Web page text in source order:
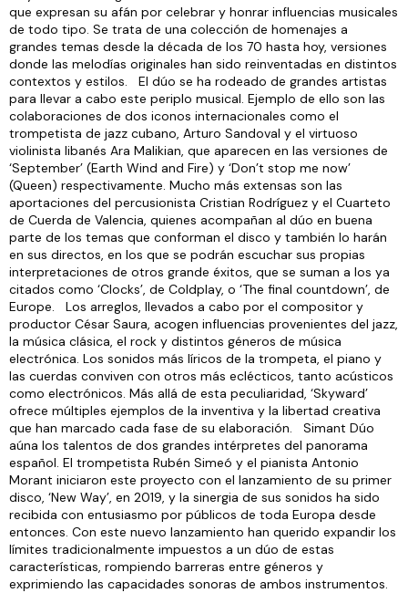
que expresan su afán por celebrar y honrar influencias musicales
de todo tipo. Se trata de una colección de homenajes a
grandes temas desde la década de los 70 hasta hoy, versiones
donde las melodías originales han sido reinventadas en distintos
contextos y estilos. El dúo se ha rodeado de grandes artistas
para llevar a cabo este periplo musical. Ejemplo de ello son las
colaboraciones de dos iconos internacionales como el
trompetista de jazz cubano, Arturo Sandoval y el virtuoso
violinista libanés Ara Malikian, que aparecen en las versiones de
‘September’ (Earth Wind and Fire) y ‘Don’t stop me now’
(Queen) respectivamente. Mucho más extensas son las
aportaciones del percusionista Cristian Rodríguez y el Cuarteto
de Cuerda de Valencia, quienes acompañan al dúo en buena
parte de los temas que conforman el disco y también lo harán
en sus directos, en los que se podrán escuchar sus propias
interpretaciones de otros grande éxitos, que se suman a los ya
citados como ‘Clocks’, de Coldplay, o ‘The final countdown’, de
Europe. Los arreglos, llevados a cabo por el compositor y
productor César Saura, acogen influencias provenientes del jazz,
la música clásica, el rock y distintos géneros de música
electrónica. Los sonidos más líricos de la trompeta, el piano y
las cuerdas conviven con otros más eclécticos, tanto acústicos
como electrónicos. Más allá de esta peculiaridad, ‘Skyward’
ofrece múltiples ejemplos de la inventiva y la libertad creativa
que han marcado cada fase de su elaboración. Simant Dúo
aúna los talentos de dos grandes intérpretes del panorama
español. El trompetista Rubén Simeó y el pianista Antonio
Morant iniciaron este proyecto con el lanzamiento de su primer
disco, ‘New Way’, en 2019, y la sinergia de sus sonidos ha sido
recibida con entusiasmo por públicos de toda Europa desde
entonces. Con este nuevo lanzamiento han querido expandir los
límites tradicionalmente impuestos a un dúo de estas
características, rompiendo barreras entre géneros y
exprimiendo las capacidades sonoras de ambos instrumentos.